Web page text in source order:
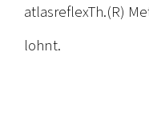
atlasreflexTh.(R)
lohnt.